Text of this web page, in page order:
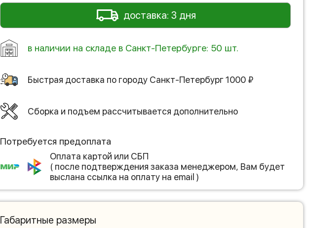
доставка: 3 дня
в наличии на складе в Санкт-Петербурге: 50 шт.
Быстрая доставка по городу Санкт-Петербург 1000 ₽
Сборка и подъем рассчитывается дополнительно
Потребуется предоплата
Оплата картой или СБП
( после подтверждения заказа менеджером, Вам будет
выслана ссылка на оплату на email )
Габаритные размеры